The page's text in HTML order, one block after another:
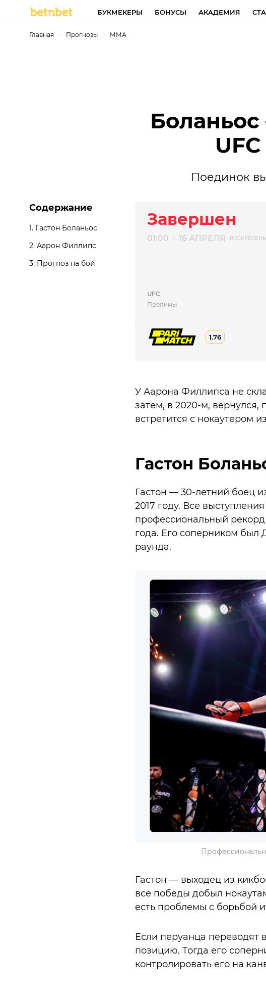
БУКМЕКЕРЫ БОНУСЫ АКАДЕМИЯ
Главная Прогнозы ММА
Поединок
Содержание
1. Гастон Боланьос
2. Аарон Филлипс
3. Прогноз на бой
Завершен
01:00 16 АПРЕЛЯ
UFC
Прелимы
1.76
У Аарона Филлипса не
затем, в 2020-м, вернулся,
встретится с нокаутером
Гастон
Гастон — 30-летний боец
2017 году. Все
профессиональный
года. Его соперником был
раунда.
Гастон — выходец из
все победы добыл
есть проблемы с борьбой
Если перуанца переводят
позицию. Тогда его
контролировать его на